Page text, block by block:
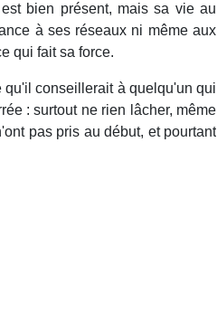
bien présent, mais sa vie au
à ses réseaux ni même aux
qui fait sa force.
conseillerait à quelqu'un qui
: surtout ne rien lâcher, même
pas pris au début, et pourtant